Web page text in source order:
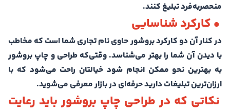
منحصربه‌فرد تبلیغ کنند.
• کارکرد شناسایی
در کنار آن دو کارکرد بروشور حاوی نام تجاری شما است که مخاطب
با دیدن آن شما را بهتر می‌شناسد. وقتی‌که طراحی و چاپ بروشور
به بهترین نحو ممکن انجام شود خیالتان راحت می‌شود که با
ارزان‌ترین تبلیغات دارید حرفه‌ای در بازار معرفی می‌شوید.
نکاتی که در طراحی چاپ بروشور باید رعایت